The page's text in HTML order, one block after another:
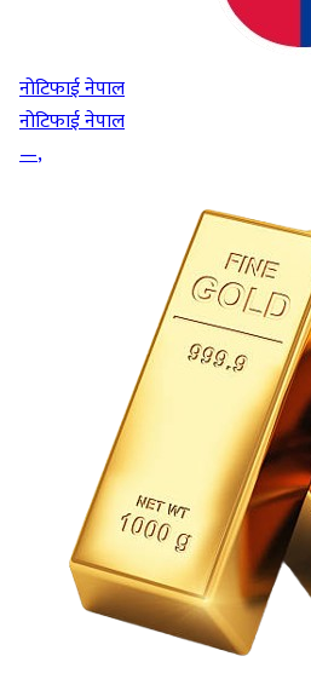
नोटिफाई नेपाल
नोटिफाई नेपाल
—,